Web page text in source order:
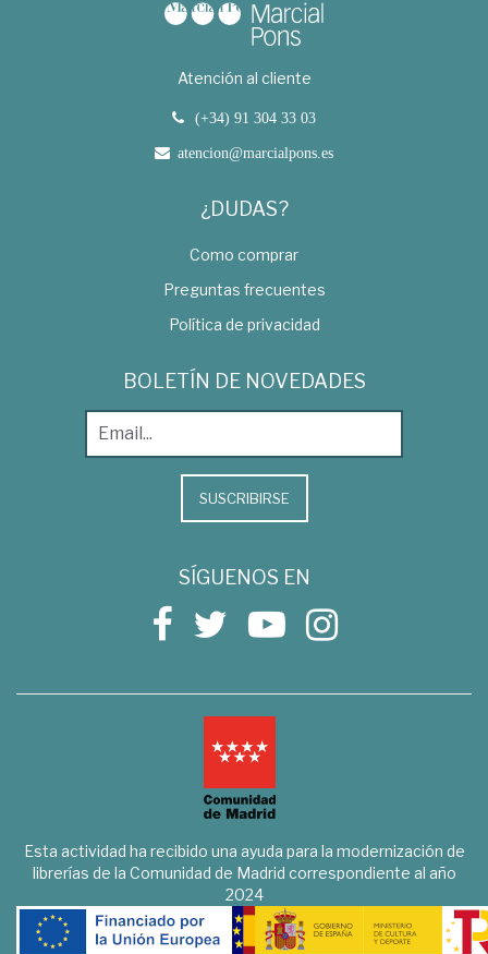
Atención al cliente
(+34) 91 304 33 03
atencion@marcialpons.es
¿DUDAS?
Como comprar
Preguntas frecuentes
Política de privacidad
BOLETÍN DE NOVEDADES
SUSCRIBIRSE
SÍGUENOS EN
Esta actividad ha recibido una ayuda para la modernización de
librerías de la Comunidad de Madrid correspondiente al año
2024